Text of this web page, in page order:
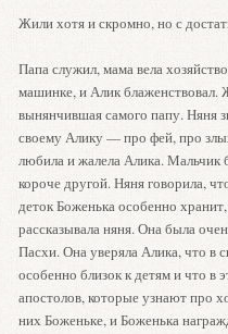
Жили хотя и скромно, но с
Папа служил, мама вела
машинке, и Алик блаженствовал.
вынянчившая самого папу. Няня
своему Алику — про фей, про
любила и жалела Алика. Мальчик
короче другой. Няня говорила,
деток Боженька особенно
рассказывала няня. Она была
Пасхи. Она уверяла Алика, что в
особенно близок к детям и что в
апостолов, которые узнают про
них Боженьке, и Боженька